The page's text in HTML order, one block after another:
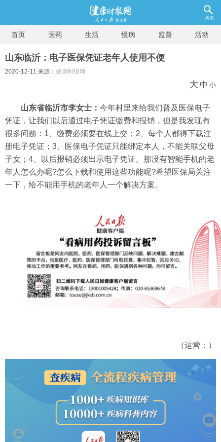
搜索
首页 医药 生活 慢病 监督 活动
山东临沂：电子医保凭证老年人使用不便
2020-12-11 来源： 健康时报网
大 中 小
山东省临沂市李女士： 今年村里来给我们普及医保电子
凭证，让我们以后通过电子凭证缴费和报销，但是我发现有
很多问题：1、缴费必须要在线上交；2、每个人都得下载注
册电子凭证；3、医保电子凭证只能绑定本人，不能关联父母
子女；4、以后报销必须出示电子凭证。那没有智能手机的老
年人怎么办呢?怎么下载和使用这些功能呢?希望医保局关注
一下，给不能用手机的老年人一个解决方案。
（运营：）